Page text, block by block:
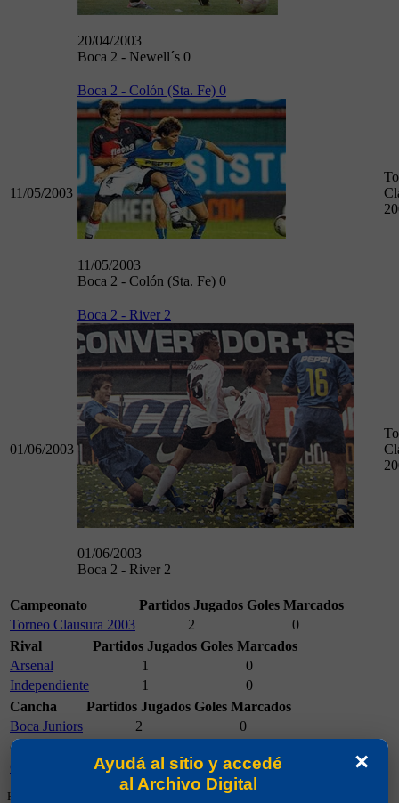
20/04/2003
Boca 2 - Newell´s 0
11/05/2003
Boca 2 - Colón (Sta. Fe) 0
11/05/2003
Boca 2 - Colón (Sta. Fe) 0
01/06/2003
Boca 2 - River 2
01/06/2003
Boca 2 - River 2
Campeonato Partidos Jugados Goles Marcados
Torneo Clausura 2003
2
0
Rival
Partidos Jugados Goles Marcados
Arsenal
1
0
Independiente
1
0
Cancha
Partidos Jugados Goles Marcados
Boca Juniors
2
0
Camiseta
Camiseta 12
2 0
Hay que tener en cuenta que los números en las casacas comenzaron a usarse en
×
Ayudá al sitio y accedé
al Archivo Digital